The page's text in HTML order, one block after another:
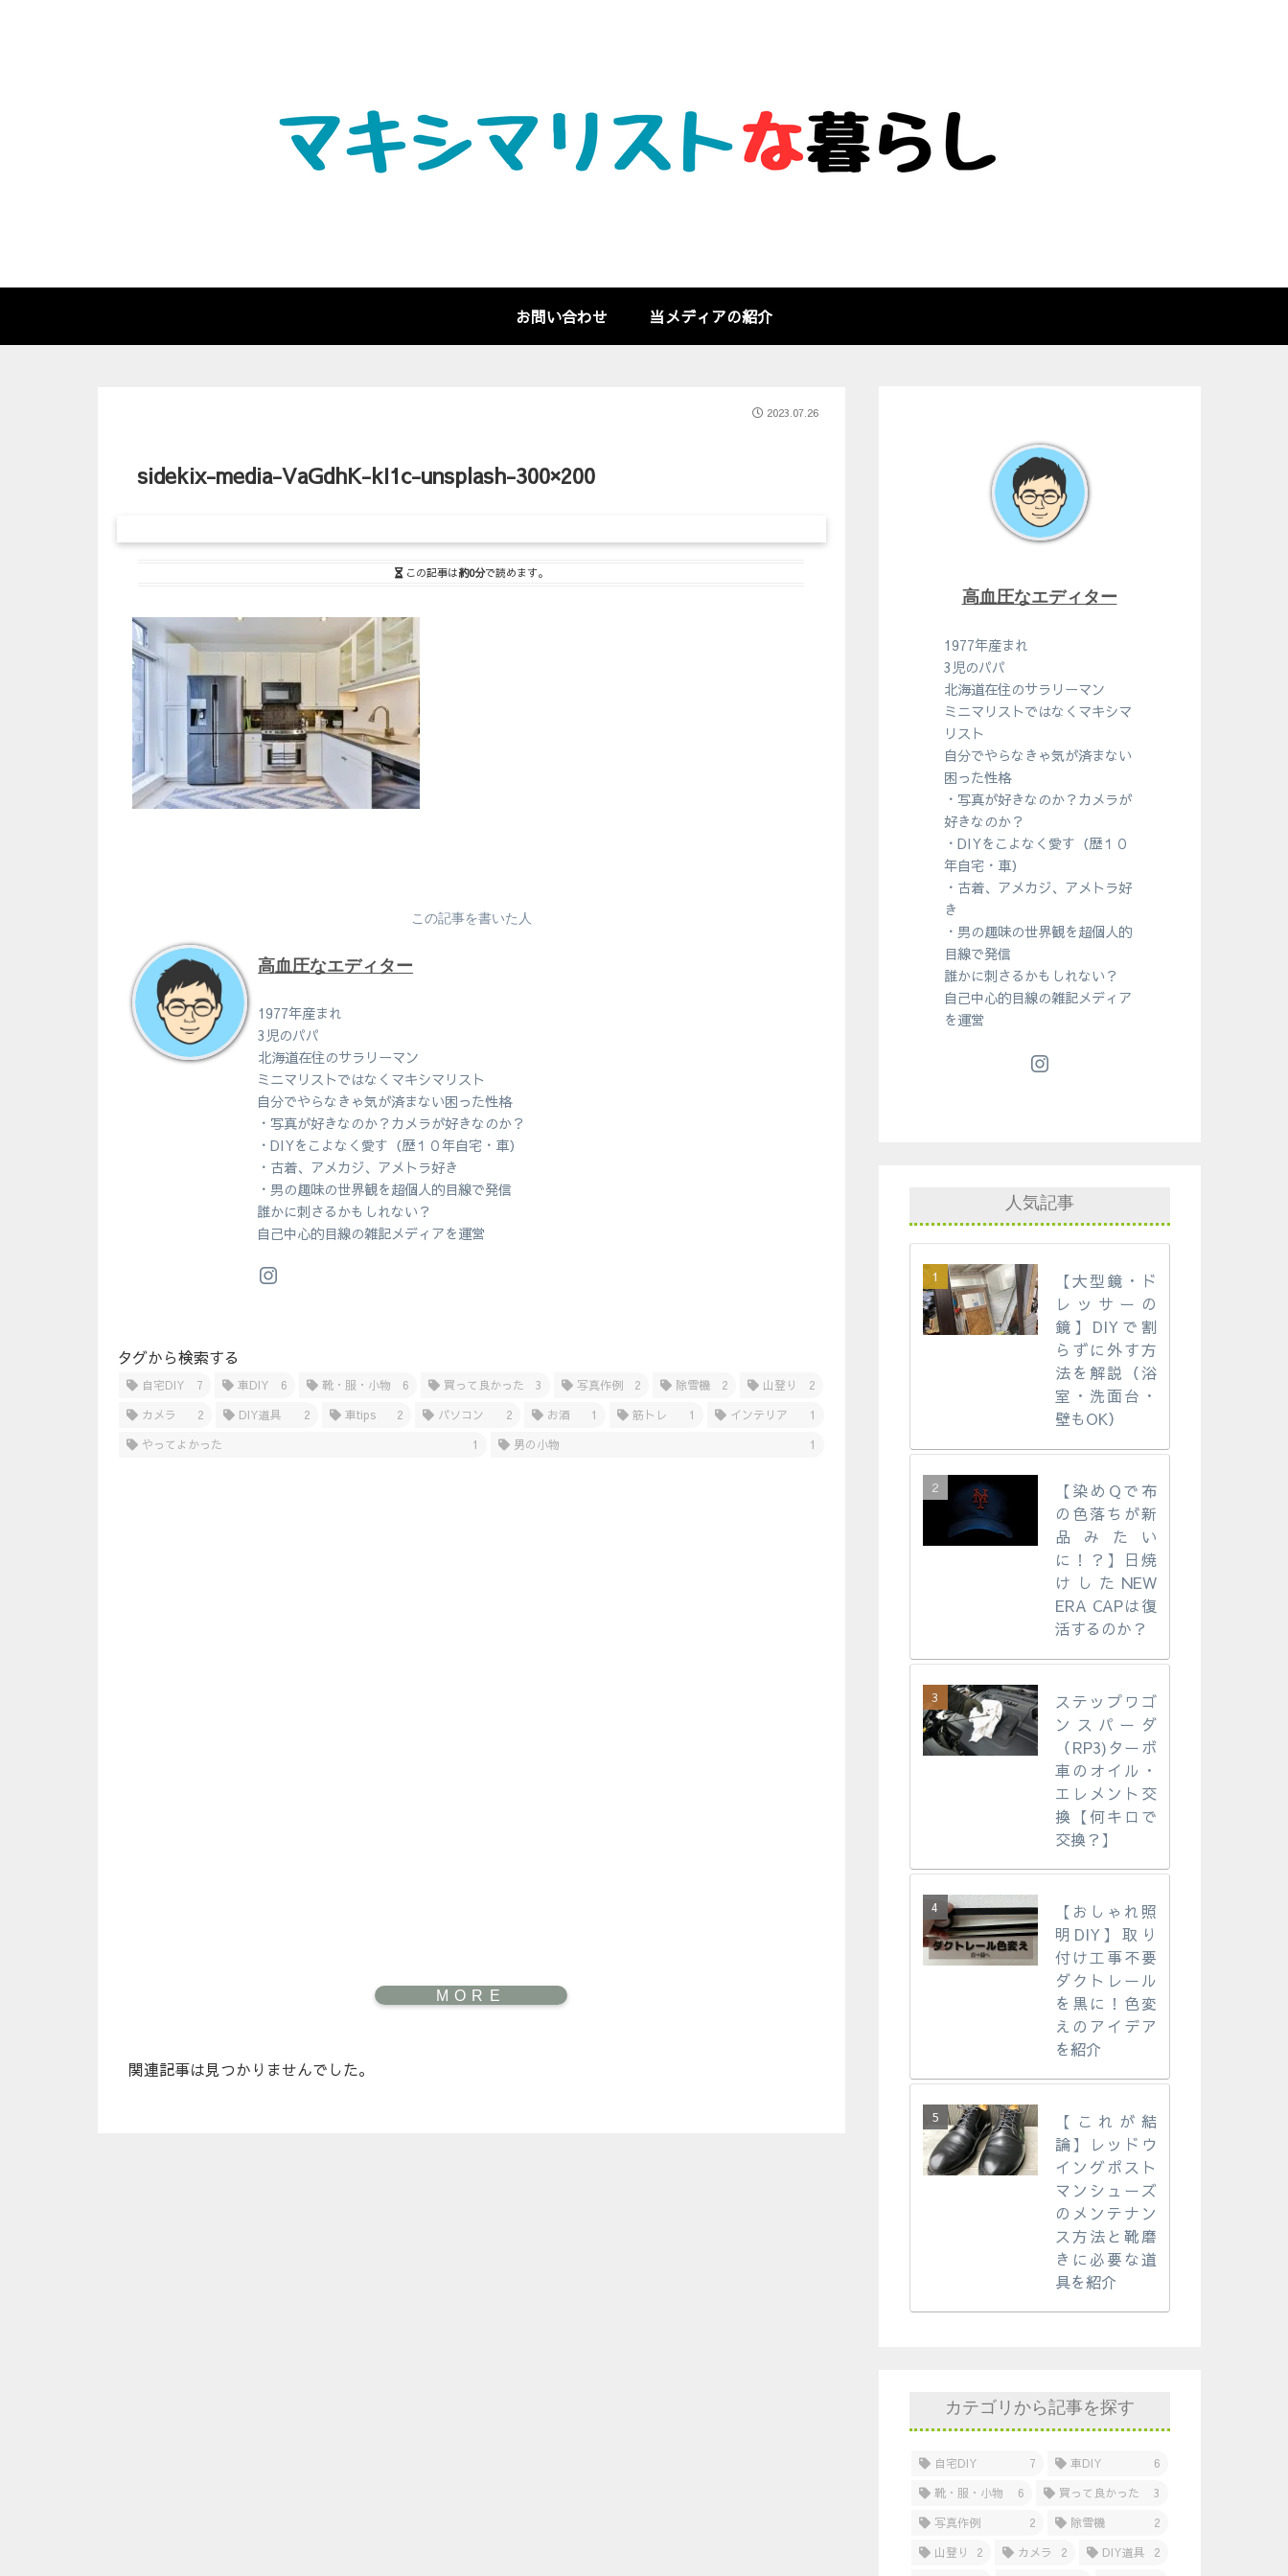
お問い合わせ 当メディアの紹介
sidekix-media-VaGdhK-kI1c-unsplash-300×200
2023.07.26
この記事は約0分で読めます。
この記事を書いた人
高血圧なエディター
1977年産まれ
3児のパパ
北海道在住のサラリーマン
ミニマリストではなくマキシマリスト
自分でやらなきゃ気が済まない困った性格
・写真が好きなのか？カメラが好きなのか？
・DIYをこよなく愛す（歴１０年自宅・車）
・古着、アメカジ、アメトラ好き
・男の趣味の世界観を超個人的目線で発信
誰かに刺さるかもしれない？
自己中心的目線の雑記メディアを運営
タグから検索する
自宅DIY 7 車DIY 6 靴・服・小物 6 買って良かった 3 写真作例 2 除雪機 2 山登り
2
カメラ
2 DIY道具 2 車tips 2 パソコン 2 お酒 1 筋トレ 1 インテリア
1
やってよかった
1 男の小物 1
関連記事は見つかりませんでした。
高血圧なエディター
1977年産まれ
3児のパパ
北海道在住のサラリーマン
ミニマリストではなくマキシマ
リスト
自分でやらなきゃ気が済まない
困った性格
・写真が好きなのか？カメラが
好きなのか？
・DIYをこよなく愛す（歴１０
年自宅・車）
・古着、アメカジ、アメトラ好
き
・男の趣味の世界観を超個人的
目線で発信
誰かに刺さるかもしれない？
自己中心的目線の雑記メディア
を運営
人気記事
【大型鏡・ド
レッサーの
鏡】DIYで割
らずに外す方
法を解説（浴
室・洗面台・
壁もOK）
【染めQで布
の色落ちが新
品みたい
に！？】日焼
けしたNEW
ERA CAPは復
活するのか？
ステップワゴ
ンスパーダ
（RP3)ターボ
車のオイル・
エレメント交
換【何キロで
交換？】
【おしゃれ照
明DIY】取り
付け工事不要
ダクトレール
を黒に！色変
えのアイデア
を紹介
【これが結
論】レッドウ
イングポスト
マンシューズ
のメンテナン
ス方法と靴磨
きに必要な道
具を紹介
カテゴリから記事を探す
自宅DIY 7 車DIY
6
靴・服・小物
6 買って良かった
3
写真作例
2 除雪機
2
山登り
2 カメラ 2 DIY道具
2